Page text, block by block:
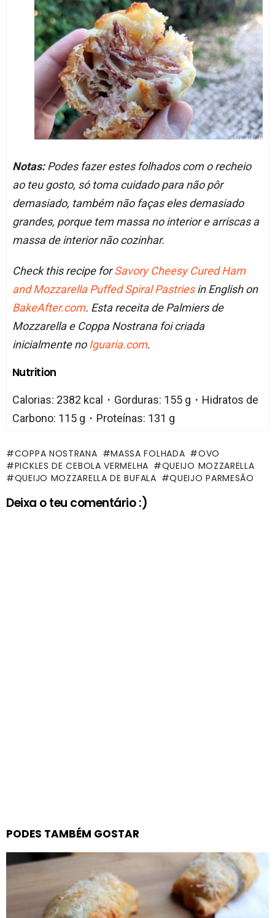
Notas:Podes fazer estes folhados com o recheio
ao teu gosto, só toma cuidado para não pôr
demasiado, também não faças eles demasiado
grandes, porque tem massa no interior e arriscas a
massa de interior não cozinhar.
Check this recipe forSavory Cheesy Cured Ham
and Mozzarella Puffed Spiral Pastriesin English on
BakeAfter.com. Esta receita de Palmiers de
Mozzarella e Coppa Nostrana foi criada
inicialmente no Iguaria.com.
Nutrition
Calorias: 2382 kcal・Gorduras: 155 g・Hidratos de
Carbono: 115 g・Proteínas: 131 g
COPPA NOSTRANA MASSA FOLHADA
OVO
PICKLES DE CEBOLA VERMELHA
QUEIJO MOZZARELLA
QUEIJO MOZZARELLA DE BUFALA
QUEIJO PARMESÃO
Deixa o teu comentário :)
PODES TAMBÉM GOSTAR